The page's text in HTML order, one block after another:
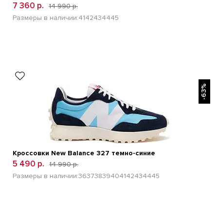
7 360 р.
14 990 р.
Размеры в наличии:4142434445
-63%
Кроссовки New Balance 327 темно-синие
5 490 р.
14 990 р.
Размеры в наличии:36373839404142434445